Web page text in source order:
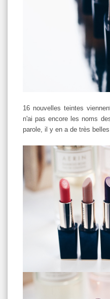
16 nouvelles teintes
n'ai pas encore les noms
parole, il y en a de très